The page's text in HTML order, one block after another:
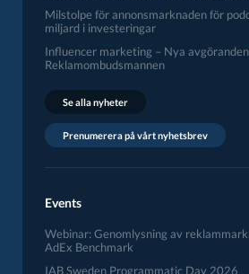
Milstolpe för annonsmarknaden för
miljard i investeringar
Influencer marketing – Nya
Reklamombudsmannen
Se alla nyheter
Prenumerera på vårt nyhetsbrev
Events
Webinar: Genomlysning av
AdEx Benchmark
IAB Sweden Programmatic Day 2026